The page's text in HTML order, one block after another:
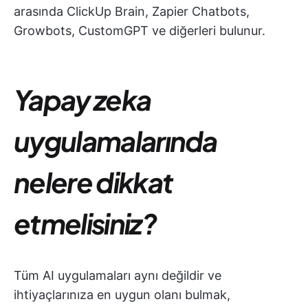
arasında ClickUp Brain, Zapier Chatbots,
Growbots, CustomGPT ve diğerleri bulunur.
Yapay zeka
uygulamalarında
nelere dikkat
etmelisiniz?
Tüm AI uygulamaları aynı değildir ve
ihtiyaçlarınıza en uygun olanı bulmak,